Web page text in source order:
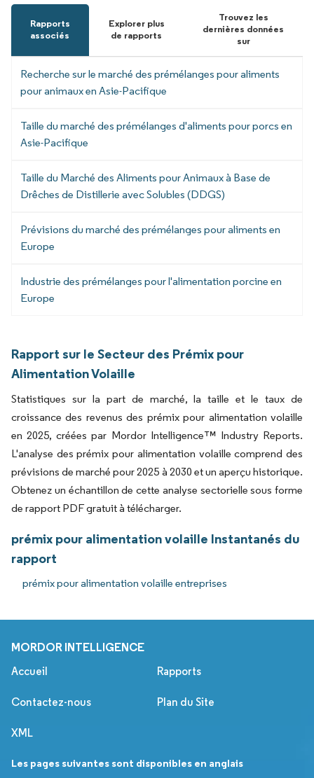
Rapports
associés
Explorer plus
de rapports
Trouvez les
dernières données
sur
Recherche sur le marché des prémélanges pour aliments
pour animaux en Asie-Pacifique
Taille du marché des prémélanges d'aliments pour porcs en
Asie-Pacifique
Taille du Marché des Aliments pour Animaux à Base de
Drêches de Distillerie avec Solubles (DDGS)
Prévisions du marché des prémélanges pour aliments en
Europe
Industrie des prémélanges pour l'alimentation porcine en
Europe
Rapport sur le Secteur des Prémix pour
Alimentation Volaille
Statistiques sur la part de marché, la taille et le taux de
croissance des revenus des prémix pour alimentation volaille
en 2025, créées par Mordor Intelligence™ Industry Reports.
L'analyse des prémix pour alimentation volaille comprend des
prévisions de marché pour 2025 à 2030 et un aperçu historique.
Obtenez un échantillon de cette analyse sectorielle sous forme
de rapport PDF gratuit à télécharger.
prémix pour alimentation volaille Instantanés du
rapport
prémix pour alimentation volaille entreprises
MORDOR INTELLIGENCE
Accueil Rapports
Contactez-nous Plan du Site
XML
Les pages suivantes sont disponibles en anglais